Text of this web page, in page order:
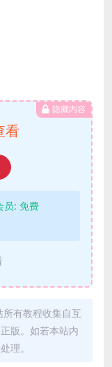
隐藏内容
看
员: 免费
有教程收集自互
版。如若本站内
理。